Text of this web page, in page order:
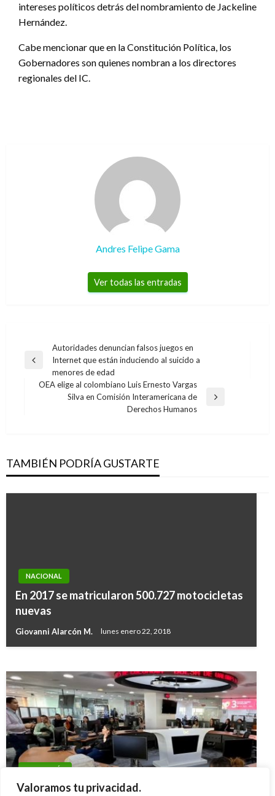
Valoramos tu privacidad.
intereses políticos detrás del nombramiento de Jackeline
Hernández.
Cabe mencionar que en la Constitución Política, los
Gobernadores son quienes nombran a los directores
regionales del IC.
Andres Felipe Gama
Ver todas las entradas
Navegación
de
entradas
Entrada
anterior
Autoridades denuncian falsos juegos en
Internet que están induciendo al suicido a
menores de edad
OEA elige al colombiano Luis Ernesto Vargas
Silva en Comisión Interamericana de
Derechos Humanos
TAMBIÉN PODRÍA GUSTARTE
NACIONAL
En 2017 se matricularon 500.727 motocicletas
nuevas
Giovanni Alarcón M. lunes enero 22, 2018
Con el Congreso +mob SENA, inició la Eco
ECONOMÍA
Indicadores Económicos
NACIONAL
Aprobados $83 mil millones de regalías en